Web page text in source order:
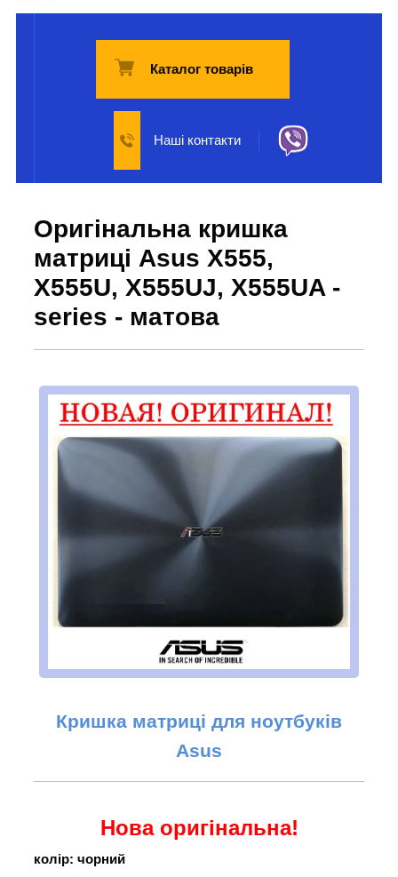
Каталог товарів
Наші контакти
Оригінальна кришка
матриці Asus X555,
X555U, X555UJ, X555UA -
series - матова
Кришка матриці для ноутбуків
Asus
Нова оригінальна!
колір: чорний